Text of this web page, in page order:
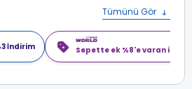
Tümünü Gör
İndirim Sepette ek %8'e varan